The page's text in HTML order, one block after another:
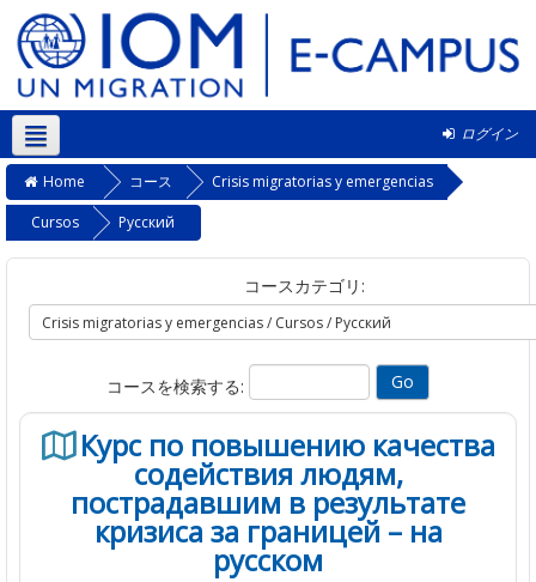
ログイン
日本語 ‎(ja)‎
Home コース
Crisis migratorias y emergencias
Cursos
Pусский
コースカテゴリ:
コースを検索する:
Курс по повышению качества
содействия людям,
пострадавшим в результате
кризиса за границей – на
русском